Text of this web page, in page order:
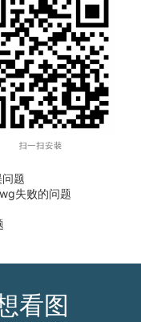
题
失败的问题
看图